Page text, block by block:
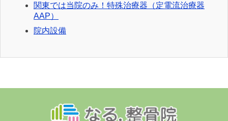
関東では当院のみ！特殊治療器（定電流治療器
AAP）
院内設備